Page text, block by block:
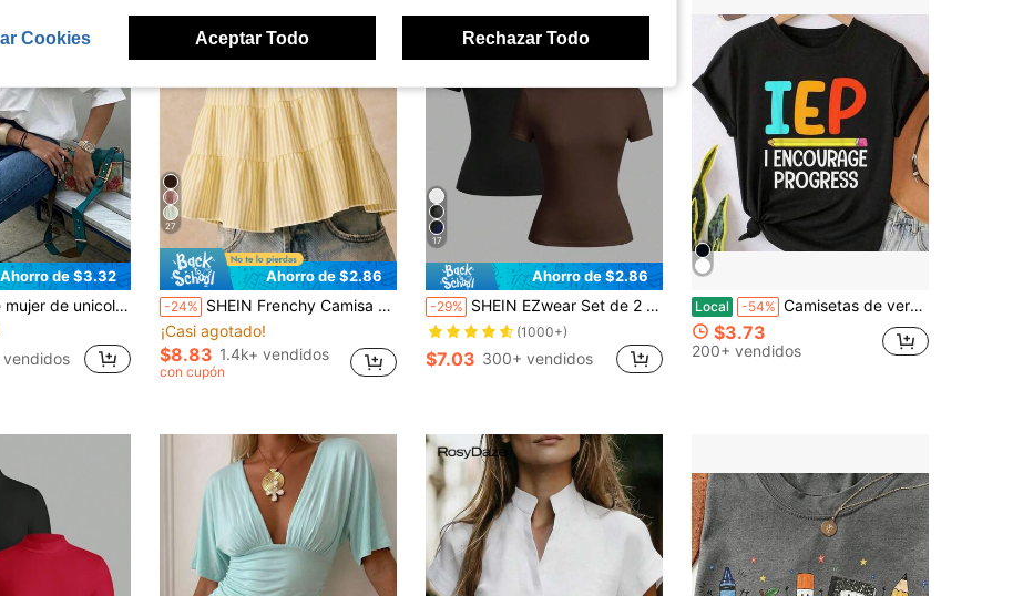
Ahorro de $3.32
corte holgado, estilo vintage casual, adecuada para uso diario, citas, negocios, elegante blanco de verano
27
Ahorro de $2.86
-24% SHEIN Frenchy Camisa de mujer de rayas amarillas con estampado minimalista casual, adecuada para el verano
¡Casi agotado!
$8.83 1.4k+ vendidos
con cupón
17
Ahorro de $2.86
-29% SHEIN EZwear Set de 2 camisetas de cuello redondo de manga corta básicas, negro y marrón, casuales y minimalistas, adecuadas para primavera/verano
(1000+)
$7.03 300+ vendidos
Local -54% Camisetas de verano, camisetas de manga corta de algodón con cuello redondo para profesores de educación especial, ideales para verano y primavera.
$3.73
200+ vendidos
Cookies Aceptar Todo Rechazar Todo